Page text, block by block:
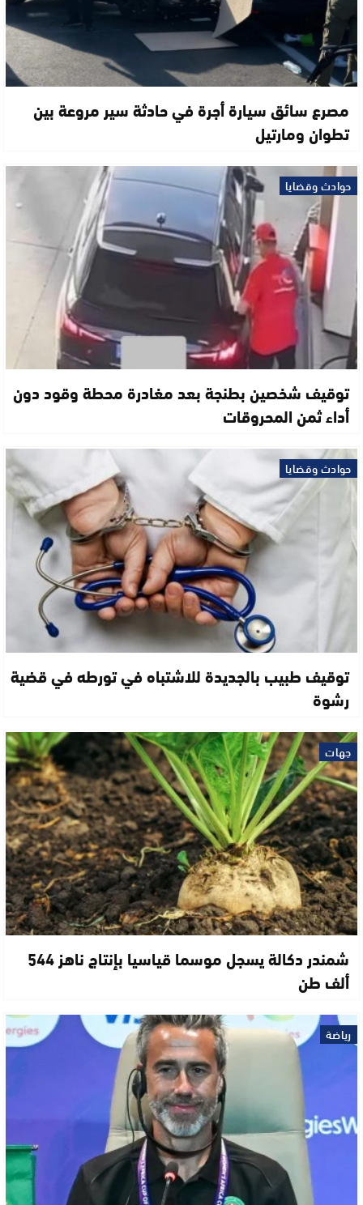
مصرع سائق سيارة أجرة في حادثة سير مروعة بين
تطوان ومارتيل
حوادث وقضايا
توقيف شخصين بطنجة بعد مغادرة محطة وقود دون
أداء ثمن المحروقات
حوادث وقضايا
توقيف طبيب بالجديدة للاشتباه في تورطه في قضية
رشوة
جهات
شمندر دكالة يسجل موسما قياسيا بإنتاج ناهز 544
ألف طن
رياضة